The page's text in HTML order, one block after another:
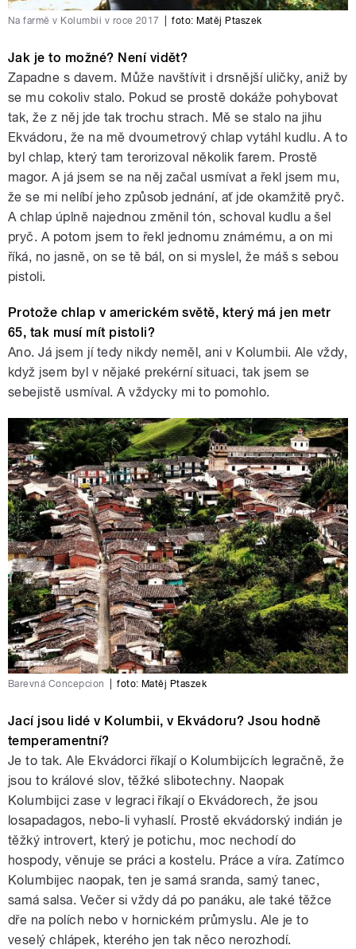
Na farmě v Kolumbii v roce 2017 foto: Matěj Ptaszek
Jak je to možné? Není vidět?
Zapadne s davem. Může navštívit i drsnější uličky, aniž by
se mu cokoliv stalo. Pokud se prostě dokáže pohybovat
tak, že z něj jde tak trochu strach. Mě se stalo na jihu
Ekvádoru, že na mě dvoumetrový chlap vytáhl kudlu. A to
byl chlap, který tam terorizoval několik farem. Prostě
magor. A já jsem se na něj začal usmívat a řekl jsem mu,
že se mi nelíbí jeho způsob jednání, ať jde okamžitě pryč.
A chlap úplně najednou změnil tón, schoval kudlu a šel
pryč. A potom jsem to řekl jednomu známému, a on mi
říká, no jasně, on se tě bál, on si myslel, že máš s sebou
pistoli.
Protože chlap v americkém světě, který má jen metr
65, tak musí mít pistoli?
Ano. Já jsem jí tedy nikdy neměl, ani v Kolumbii. Ale vždy,
když jsem byl v nějaké prekérní situaci, tak jsem se
sebejistě usmíval. A vždycky mi to pomohlo.
Barevná Concepcion foto: Matěj Ptaszek
Jací jsou lidé v Kolumbii, v Ekvádoru? Jsou hodně
temperamentní?
Je to tak. Ale Ekvádorci říkají o Kolumbijcích legračně, že
jsou to králové slov, těžké slibotechny. Naopak
Kolumbijci zase v legraci říkají o Ekvádorech, že jsou
losapadagos, nebo-li vyhaslí. Prostě ekvádorský indián je
těžký introvert, který je potichu, moc nechodí do
hospody, věnuje se práci a kostelu. Práce a víra. Zatímco
Kolumbijec naopak, ten je samá sranda, samý tanec,
samá salsa. Večer si vždy dá po panáku, ale také těžce
dře na polích nebo v hornickém průmyslu. Ale je to
veselý chlápek, kterého jen tak něco nerozhodí.